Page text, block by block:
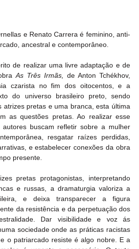
e Renato Carrera é feminino, anti-
ancestral e contemporâneo.
de realizar uma livre adaptação e de
As Três Irmãs,
de Anton Tchékhov,
czarista no fim dos oitocentos, e a
do universo brasileiro preto, sendo
atrizes pretas e uma branca, esta última
as questões pretas. Ao realizar esse
autores buscam refletir sobre a mulher
resgatar raízes perdidas,
e estabelecer conexões da obra
presente.
pretas protagonistas, interpretando
e russas, a dramaturgia valoriza a
e deixa transparecer a figura
da resistência e da perpetuação dos
Dar visibilidade e voz ás
sociedade onde as práticas racistas
o patriarcado resiste é algo nobre. E a